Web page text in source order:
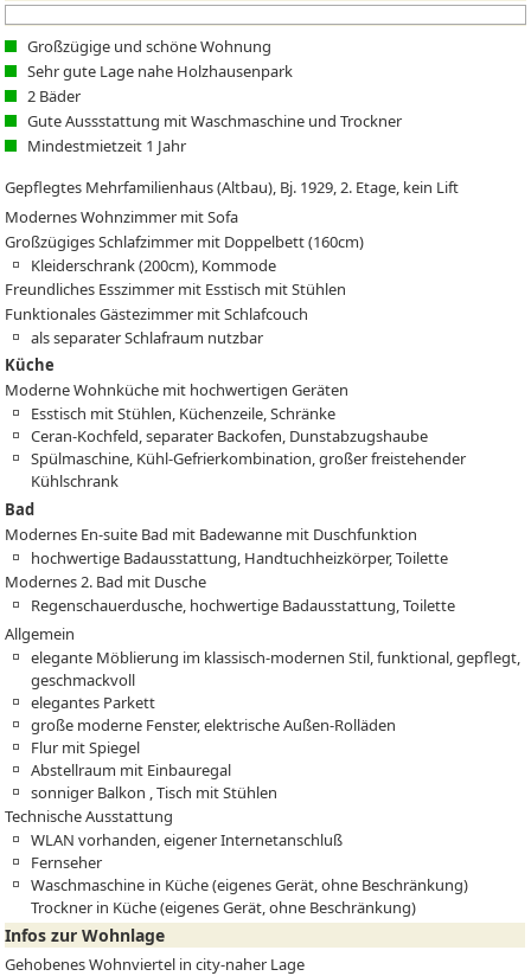
Großzügige und schöne Wohnung
Sehr gute Lage nahe Holzhausenpark
2 Bäder
Gute Aussstattung mit Waschmaschine und Trockner
Mindestmietzeit 1 Jahr
Gepflegtes Mehrfamilienhaus (Altbau), Bj. 1929, 2. Etage, kein Lift
Modernes Wohnzimmer mit Sofa
Großzügiges Schlafzimmer mit Doppelbett (160cm)
Kleiderschrank (200cm), Kommode
Freundliches Esszimmer mit Esstisch mit Stühlen
Funktionales Gästezimmer mit Schlafcouch
als separater Schlafraum nutzbar
Küche
Moderne Wohnküche mit hochwertigen Geräten
Esstisch mit Stühlen, Küchenzeile, Schränke
Ceran-Kochfeld, separater Backofen, Dunstabzugshaube
Spülmaschine, Kühl-Gefrierkombination, großer freistehender
Kühlschrank
Bad
Modernes En-suite Bad mit Badewanne mit Duschfunktion
hochwertige Badausstattung, Handtuchheizkörper, Toilette
Modernes 2. Bad mit Dusche
Regenschauerdusche, hochwertige Badausstattung, Toilette
Allgemein
elegante Möblierung im klassisch-modernen Stil, funktional, gepflegt,
geschmackvoll
elegantes Parkett
große moderne Fenster, elektrische Außen-Rolläden
Flur mit Spiegel
Abstellraum mit Einbauregal
sonniger Balkon , Tisch mit Stühlen
Technische Ausstattung
WLAN vorhanden, eigener Internetanschluß
Fernseher
Waschmaschine in Küche (eigenes Gerät, ohne Beschränkung)
Trockner in Küche (eigenes Gerät, ohne Beschränkung)
Infos zur Wohnlage
Gehobenes Wohnviertel in city-naher Lage